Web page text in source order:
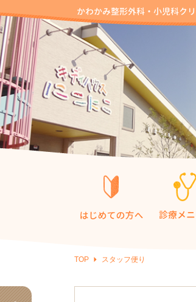
TOP スタッフ便り